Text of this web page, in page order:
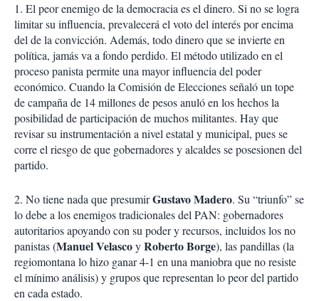
1. El peor enemigo de la democracia es el dinero. Si no se logra
limitar su influencia, prevalecerá el voto del interés por encima
del de la convicción. Además, todo dinero que se invierte en
política, jamás va a fondo perdido. El método utilizado en el
proceso panista permite una mayor influencia del poder
económico. Cuando la Comisión de Elecciones señaló un tope
de campaña de 14 millones de pesos anuló en los hechos la
posibilidad de participación de muchos militantes. Hay que
revisar su instrumentación a nivel estatal y municipal, pues se
corre el riesgo de que gobernadores y alcaldes se posesionen del
partido.
2. No tiene nada que presumirGustavo Madero. Su “triunfo” se
lo debe a los enemigos tradicionales del PAN: gobernadores
autoritarios apoyando con su poder y recursos, incluidos los no
panistas (Manuel VelascoyRobertoBorge), las pandillas (la
regiomontana lo hizo ganar 4-1 en una maniobra que no resiste
el mínimo análisis) y grupos que representan lo peor del partido
en cada estado.